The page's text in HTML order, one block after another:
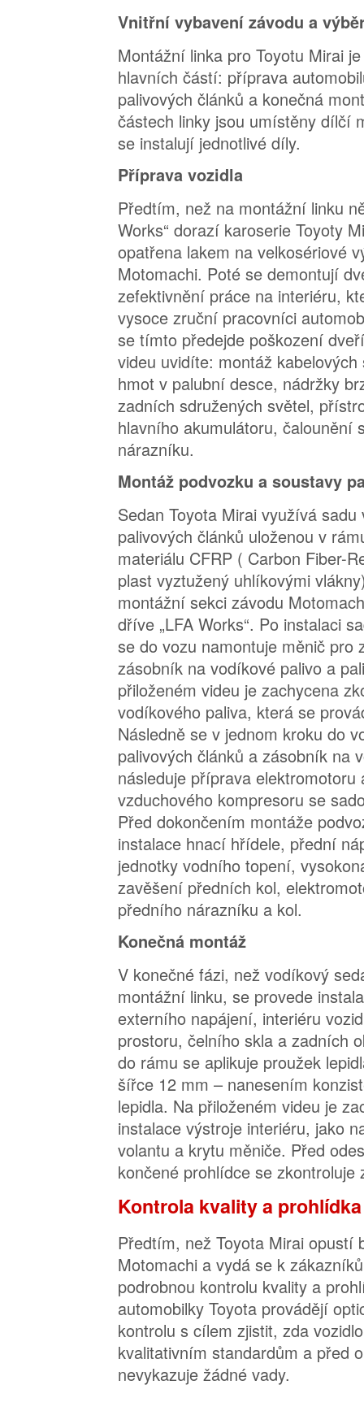
Vnitřní vybavení závodu a
Montážní linka pro Toyotu Mirai
hlavních částí: příprava
palivových článků a konečná
částech linky jsou umístěny dílčí
se instalují jednotlivé díly.
Příprava vozidla
Předtím, než na montážní linku
Works“ dorazí karoserie Toyoty
opatřena lakem na velkosériové
Motomachi. Poté se demontují
zefektivnění práce na interiéru,
vysoce zruční pracovníci
se tímto předejde poškození
videu uvidíte: montáž
hmot v palubní desce, nádržky
zadních sdružených světel,
hlavního akumulátoru, čalounění
nárazníku.
Montáž podvozku a soustavy
Sedan Toyota Mirai využívá sadu
palivových článků uloženou v
materiálu CFRP ( Carbon Fiber-
plast vyztužený uhlíkovými
montážní sekci závodu
dříve „LFA Works“. Po instalaci
se do vozu namontuje měnič pro
zásobník na vodíkové palivo a
přiloženém videu je zachycena
vodíkového paliva, která se
Následně se v jednom kroku do
palivových článků a zásobník na
následuje příprava elektromotoru
vzduchového kompresoru se
Před dokončením montáže
instalace hnací hřídele, přední
jednotky vodního topení,
zavěšení předních kol,
předního nárazníku a kol.
Konečná montáž
V konečné fázi, než vodíkový
montážní linku, se provede
externího napájení, interiéru
prostoru, čelního skla a zadních
do rámu se aplikuje proužek
šířce 12 mm – nanesením
lepidla. Na přiloženém videu je
instalace výstroje interiéru, jako
volantu a krytu měniče. Před
končené prohlídce se zkontroluje
Kontrola kvality a prohlídka
Předtím, než Toyota Mirai opustí
Motomachi a vydá se k
podrobnou kontrolu kvality a
automobilky Toyota provádějí
kontrolu s cílem zjistit, zda
kvalitativním standardům a před
nevykazuje žádné vady.